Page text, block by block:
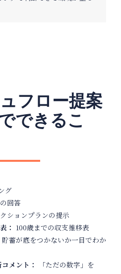
フロー提案
できるこ
グ
回答
ションプランの提示
： 100歳までの収支推移表
貯蓄が底をつかないか一目でわか
メント：
「ただの数字」を